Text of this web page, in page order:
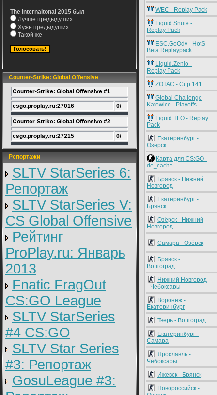
The Internaitonal 2015 был
Лучше предыдуших
Хуже предыдущих
Такой же
Counter-Strike: Global Offensive
Counter-Strike: Global Offensive #1
csgo.proplay.ru:27016 0/
Counter-Strike: Global Offensive #2
csgo.proplay.ru:27215 0/
Репортажи
SLTV StarSeries 6:
Репортаж
SLTV StarSeries V:
CS Global Offensive
Рейтинг
ProPlay.ru: Январь
2013
Fnatic FragOut
CS:GO League
SLTV StarSeries
#4 CS:GO
SLTV Star Series
#3: Репортаж
GosuLeague #3:
WEC - Replay Pack
Liquid.Snute -
Replay Pack
ESC.GoOdy - HotS
Beta Replaypack
Liquid.Zenio -
Replay Pack
ZOTAC - Cup 141
Global Challenge
Katowice - Playoffs
Liquid.TLO - Replay
Pack
Екатеринбург -
Озёрск
Карта для CS:GO -
de_cache
Брянск - Нижний
Новгород
Екатеринбург -
Брянск
Озёрск - Нижний
Новгород
Самара - Озёрск
Брянск -
Волгоград
Нижний Новгород
- Чебоксары
Воронеж -
Екатеринбург
Тверь - Волгоград
Екатеринбург -
Самара
Ярославль -
Чебоксары
Ижевск - Брянск
Новороссийск -